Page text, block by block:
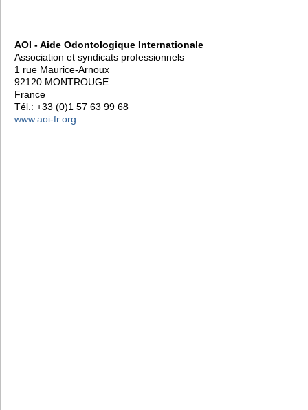
AOI - Aide Odontologique Internationale
Association et syndicats professionnels
1 rue Maurice-Arnoux
92120 MONTROUGE
France
Tél.: +33 (0)1 57 63 99 68
www.aoi-fr.org